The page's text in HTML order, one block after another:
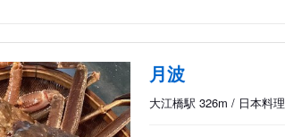
月波
大江橋駅 326m / 日本料